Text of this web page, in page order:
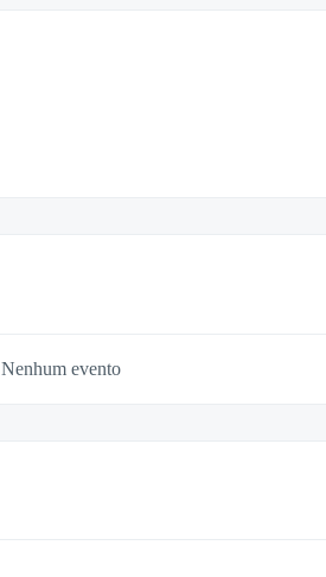
Nenhum evento